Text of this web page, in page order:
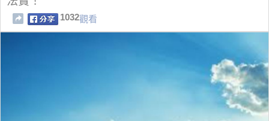
1032觀看